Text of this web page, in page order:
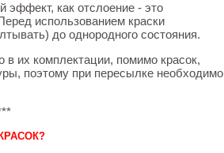
эффект, как отслоение - это
использованием краски
до однородного состояния.
в их комплектации, помимо красок,
поэтому при пересылке необходимо